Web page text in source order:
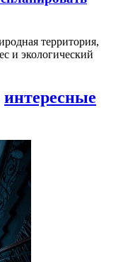
территория,
и экологический
интересные